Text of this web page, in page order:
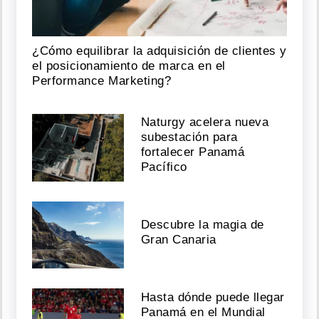
habla
de
su
primer
Agosto
06,
2026
"Acabo
de
sufrir
una
agresión":
le
soba
¿Cómo equilibrar la adquisición de clientes y
el posicionamiento de marca en el
Performance Marketing?
Naturgy acelera nueva
subestación para
fortalecer Panamá
Pacífico
Descubre la magia de
Gran Canaria
Hasta dónde puede llegar
Panamá en el Mundial